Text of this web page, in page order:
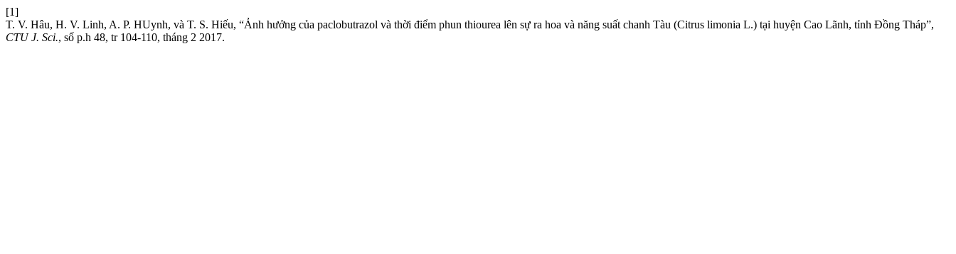
[1]
T. V. Hâu, H. V. Linh, A. P. HUynh, và T. S. Hiếu, “Ảnh hưởng của paclobutrazol và thời điểm phun thiourea lên sự ra hoa và năng suất chanh Tàu (Citrus limonia L.) tại huyện Cao Lãnh, tỉnh Đồng Tháp”,
CTU J. Sci., số p.h 48, tr 104-110, tháng 2 2017.